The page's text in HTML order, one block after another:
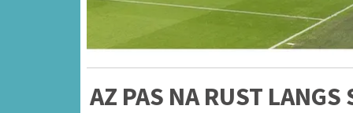
AZ PAS NA RUST LANGS